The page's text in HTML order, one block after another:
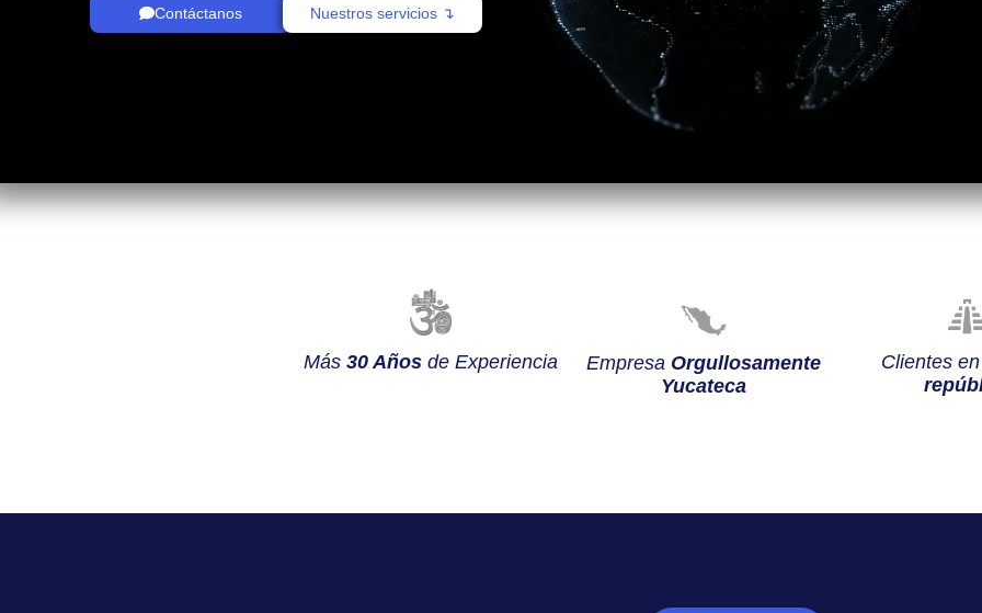
Contáctanos Nuestros servicios ↴
Más 30 Años de Experiencia Empresa Orgullosamente
Yucateca
Clientes